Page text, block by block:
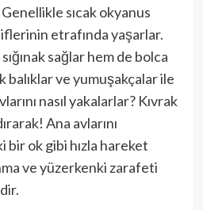
sıcak okyanus
etrafında yaşarlar.
sağlar hem de bolca
balıklar ve yumuşakçalar ile
nasıl yakalarlar? Kıvrak
Ana avlarını
bir ok gibi hızla hareket
ve yüzerkenki zarafeti